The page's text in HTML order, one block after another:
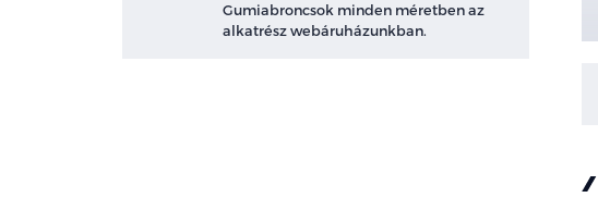
Gumiabroncsok minden méretben az
alkatrész webáruházunkban.